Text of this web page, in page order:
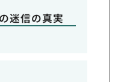
迷信の真実